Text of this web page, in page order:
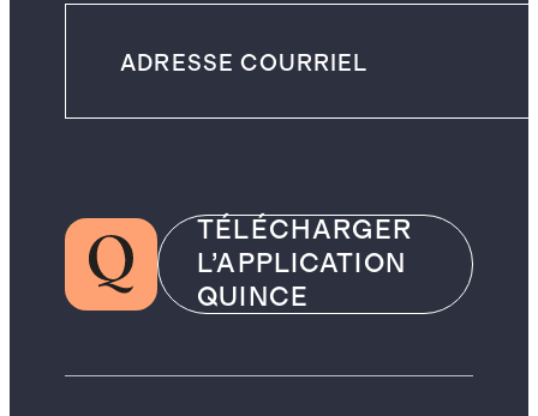
TÉLÉCHARGER
L’APPLICATION
QUINCE